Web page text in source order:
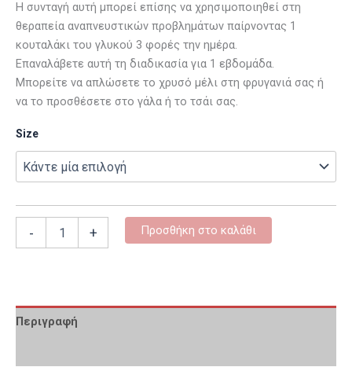
Η συνταγή αυτή μπορεί επίσης να χρησιμοποιηθεί στη
θεραπεία αναπνευστικών προβλημάτων παίρνοντας 1
κουταλάκι του γλυκού 3 φορές την ημέρα.
Επαναλάβετε αυτή τη διαδικασία για 1 εβδομάδα.
Μπορείτε να απλώσετε το χρυσό μέλι στη φρυγανιά σας ή
να το προσθέσετε στο γάλα ή το τσάι σας.
Size
- + Προσθήκη στο καλάθι
Περιγραφή